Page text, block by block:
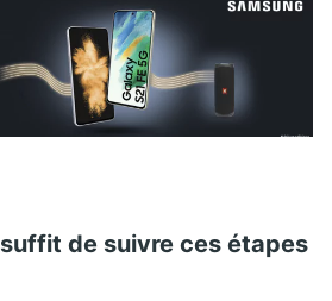
suffit de suivre ces étapes